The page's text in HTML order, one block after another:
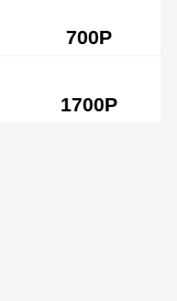
700Р
1700Р